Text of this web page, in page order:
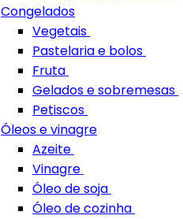
Congelados
Vegetais
Pastelaria e bolos
Fruta
Gelados e sobremesas
Petiscos
Óleos e vinagre
Azeite
Vinagre
Óleo de soja
Óleo de cozinha